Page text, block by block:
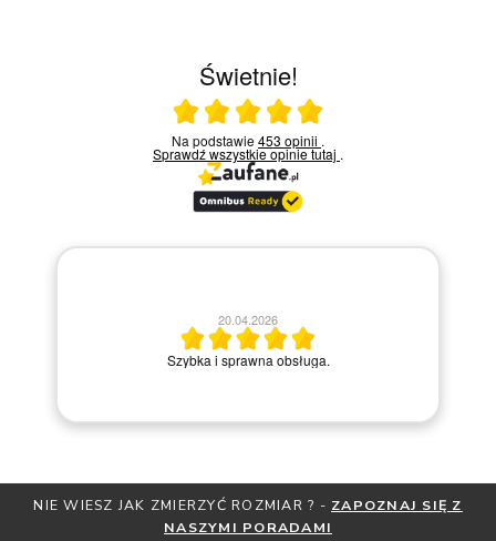
Świetnie!
Ocena średnia 5 na 5
Na podstawie453 opinii .
Sprawdź wszystkie opinietutaj .
20.04.2026
Szybka i sprawna obsługa.
SIĘ Z
OTRZYMAJ BEZPŁATNĄ MIARKĘ JUBILERSKĄ
ZNIŻKIZAPISZ SIĘ DO